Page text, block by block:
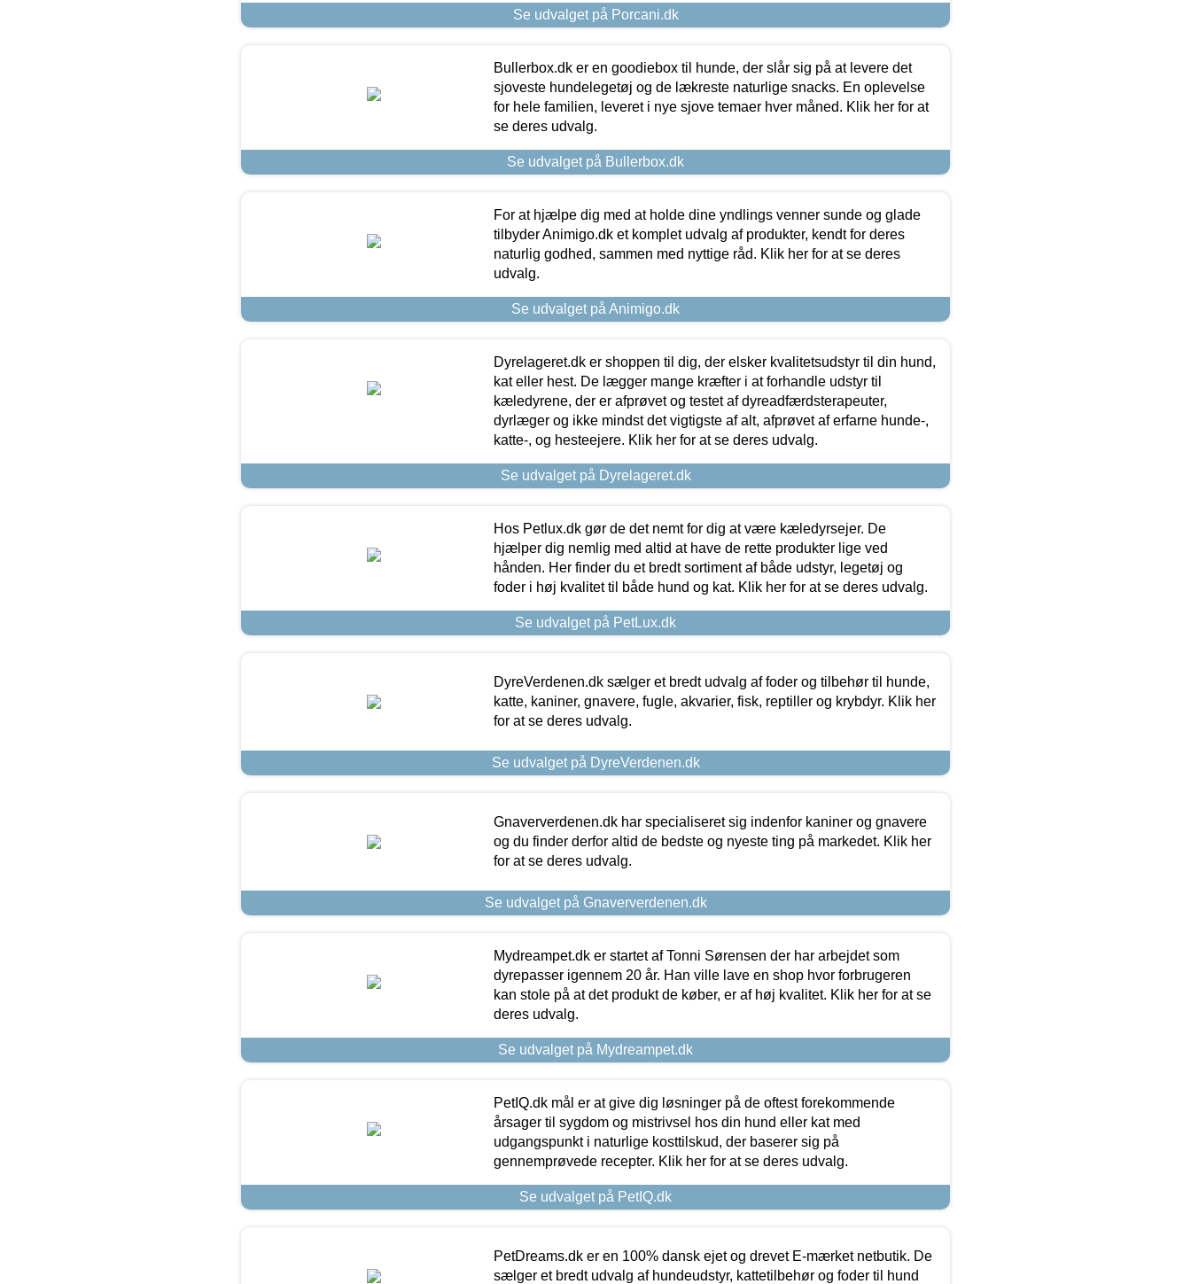
Se udvalget på Porcani.dk
Bullerbox.dk er en goodiebox til hunde, der slår sig på at levere det
sjoveste hundelegetøj og de lækreste naturlige snacks. En oplevelse
for hele familien, leveret i nye sjove temaer hver måned. Klik her for at
se deres udvalg.
Se udvalget på Bullerbox.dk
For at hjælpe dig med at holde dine yndlings venner sunde og glade
tilbyder Animigo.dk et komplet udvalg af produkter, kendt for deres
naturlig godhed, sammen med nyttige råd. Klik her for at se deres
udvalg.
Se udvalget på Animigo.dk
Dyrelageret.dk er shoppen til dig, der elsker kvalitetsudstyr til din hund,
kat eller hest. De lægger mange kræfter i at forhandle udstyr til
kæledyrene, der er afprøvet og testet af dyreadfærdsterapeuter,
dyrlæger og ikke mindst det vigtigste af alt, afprøvet af erfarne hunde-,
katte-, og hesteejere. Klik her for at se deres udvalg.
Se udvalget på Dyrelageret.dk
Hos Petlux.dk gør de det nemt for dig at være kæledyrsejer. De
hjælper dig nemlig med altid at have de rette produkter lige ved
hånden. Her finder du et bredt sortiment af både udstyr, legetøj og
foder i høj kvalitet til både hund og kat. Klik her for at se deres udvalg.
Se udvalget på PetLux.dk
DyreVerdenen.dk sælger et bredt udvalg af foder og tilbehør til hunde,
katte, kaniner, gnavere, fugle, akvarier, fisk, reptiller og krybdyr. Klik her
for at se deres udvalg.
Se udvalget på DyreVerdenen.dk
Gnaververdenen.dk har specialiseret sig indenfor kaniner og gnavere
og du finder derfor altid de bedste og nyeste ting på markedet. Klik her
for at se deres udvalg.
Se udvalget på Gnaververdenen.dk
Mydreampet.dk er startet af Tonni Sørensen der har arbejdet som
dyrepasser igennem 20 år. Han ville lave en shop hvor forbrugeren
kan stole på at det produkt de køber, er af høj kvalitet. Klik her for at se
deres udvalg.
Se udvalget på Mydreampet.dk
PetIQ.dk mål er at give dig løsninger på de oftest forekommende
årsager til sygdom og mistrivsel hos din hund eller kat med
udgangspunkt i naturlige kosttilskud, der baserer sig på
gennemprøvede recepter. Klik her for at se deres udvalg.
Se udvalget på PetIQ.dk
PetDreams.dk er en 100% dansk ejet og drevet E-mærket netbutik. De
sælger et bredt udvalg af hundeudstyr, kattetilbehør og foder til hund